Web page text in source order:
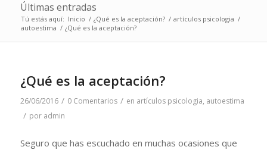
Últimas entradas
Tú estás aquí: Inicio / ¿Qué es la aceptación? / artículos psicologia /
autoestima / ¿Qué es la aceptación?
¿Qué es la aceptación?
26/06/2016 / 0 Comentarios / en artículos psicologia, autoestima
/ por admin
Seguro que has escuchado en muchas ocasiones que